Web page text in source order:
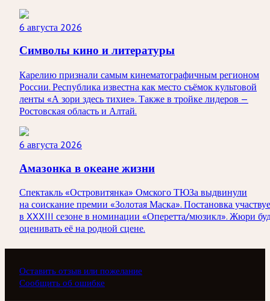
6 августа 2026
Символы кино и литературы
Карелию признали самым кинематографичным регионом
России. Республика известна как место съёмок культовой
ленты «А зори здесь тихие». Также в тройке лидеров —
Ростовская область и Алтай.
6 августа 2026
Амазонка в океане жизни
Спектакль «Островитянка» Омского ТЮЗа выдвинули
на соискание премии «Золотая Маска». Постановка
в XXXIII сезоне в номинации «Оперетта/мюзикл». Жюри
оценивать её на родной сцене.
Оставить отзыв или пожелание
Сообщить об ошибке